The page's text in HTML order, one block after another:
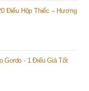
Điếu Hộp Thiếc – Hương
Gordo - 1 Điếu Giá Tốt